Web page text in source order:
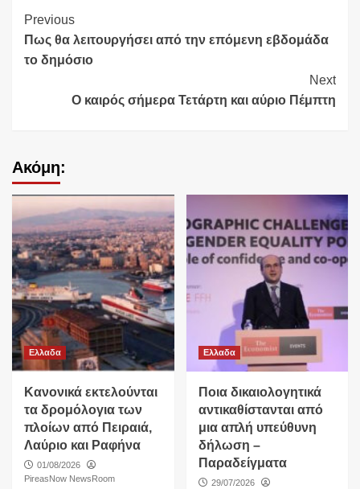
Continue
Reading
Previous
Πως θα λειτουργήσει από την επόμενη εβδομάδα
το δημόσιο
Next
O καιρός σήμερα Τετάρτη και αύριο Πέμπτη
Ακόμη:
Ελλαδα
Κανονικά εκτελούνται
τα δρομόλογια των
πλοίων από Πειραιά,
Λαύριο και Ραφήνα
01/08/2026
PireasNow NewsRoom
Ελλαδα
Ποια δικαιολογητικά
αντικαθίστανται από
μια απλή υπεύθυνη
δήλωση –
Παραδείγματα
29/07/2026